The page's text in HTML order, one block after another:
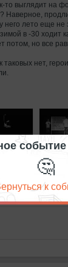
то выглядит на
Наверное,
него лето еще не
в -30 ходит
потом, но все
таковых нет,
информация
🤔
к